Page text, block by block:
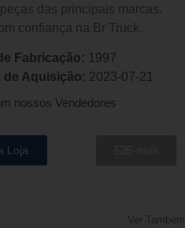
das principais marcas.
confiança na Br Truck.
Fabricação: 1997
de Aquisição: 2023-07-21
nossos Vendedores
Loja
Ver Também